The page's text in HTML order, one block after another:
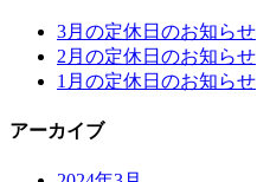
3月の定休日のお知らせ
2月の定休日のお知らせ
1月の定休日のお知らせ
アーカイブ